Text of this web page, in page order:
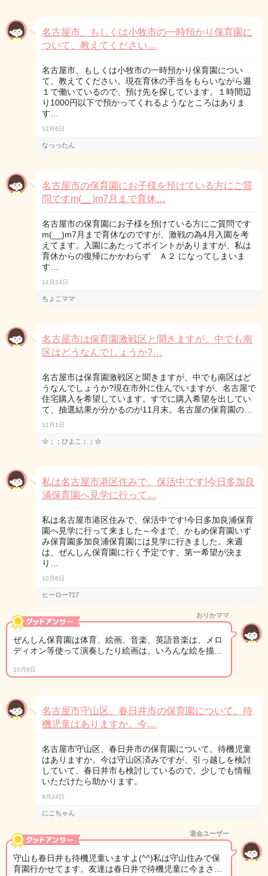
名古屋市、もしくは小牧市の一時預かり保育園に
ついて、教えてください…
名古屋市、もしくは小牧市の一時預かり保育園につい
て、教えてください。現在育休の手当をもらいながら週
１で働いているので、預け先を探しています。１時間辺
り1000円以下で預かってくれるようなところはありま
す…
12月6日
なっったん
名古屋市の保育園にお子様を預けている方にご質
問ですm(__)m7月まで育休…
名古屋市の保育園にお子様を預けている方にご質問です
m(__)m7月まで育休なのですが、激戦の為4月入園を考
えてます。入園にあたってポイントがありますが、私は
育休からの復帰にかかわらず Ａ２ になってしまいま
す…
11月24日
ちょこママ
名古屋市は保育園激戦区と聞きますが、中でも南
区はどうなんでしょうか?…
名古屋市は保育園激戦区と聞きますが、中でも南区はど
うなんでしょうか?現在市外に住んでいますが、名古屋で
住宅購入を希望しています。すでに購入希望を出してい
て、抽選結果が分かるのが11月末。名古屋の保育園の…
11月1日
☆；；ひよこ；；☆
私は名古屋市港区住みで、保活中です!今日多加良
浦保育園へ見学に行って…
私は名古屋市港区住みで、保活中です!今日多加良浦保育
園へ見学に行って来ました～今まで、かもめ保育園いず
み保育園多加良浦保育園には見学に行きました。来週
は、ぜんしん保育園に行く予定です。第一希望が決ま
り…
10月6日
ヒーロー717
おりかママ
ぜんしん保育園は体育、絵画、音楽、英語音楽は、メロ
ディオン等使って演奏したり絵画は、いろんな絵を描…
10月6日
名古屋市守山区、春日井市の保育園について。待
機児童はありますか。今…
名古屋市守山区、春日井市の保育園について。待機児童
はありますか。今は守山区済みですが、引っ越しを検討
していて、春日井市も検討しているので。少しでも情報
いただけたら助かります。
9月24日
にこちゃん
退会ユーザー
守山も春日井も待機児童いますよ(^^)私は守山住みで保
育園行かせてます。友達は春日井で待機児童に今まさ…